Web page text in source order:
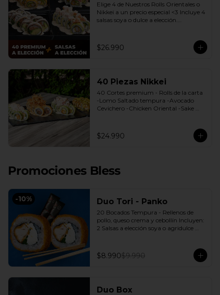
Elige 4 de Nuestros Rolls Orientales o
Nikkei a un precio especial <3 Incluye 4
salsas soya o dulce a elección.
$26.990
40 Piezas Nikkei
40 Cortes premium - Rolls de la carta
-Lomo Saltado tempura -Avocado
Cevichero -Chicken Oriental -Sake
$24.990
Promociones Bless
-10% Duo Tori - Panko
20 Bocados Tempura - Rellenos de
pollo, queso crema y cebollín Incluyen:
2 Salsas a elección soya o agridulce
$8.990$9.990
Duo Box